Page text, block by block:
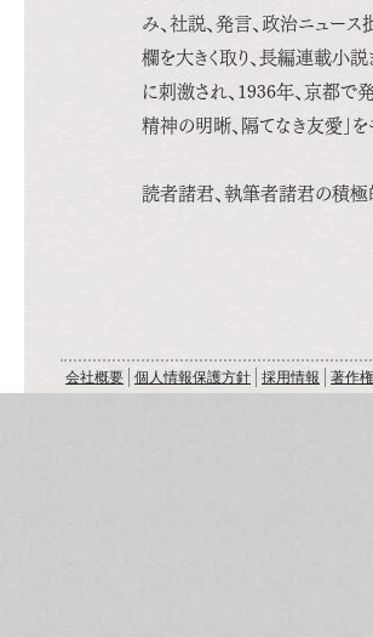
み、社説、発言、政治ニュー
欄を大きく取り、長編連載小
に刺激され、1936年、京都で
精神の明晰、隔てなき友愛」
読者諸君、執筆者諸君の積極
会社概要 個人情報保護方針 採用情報 著作